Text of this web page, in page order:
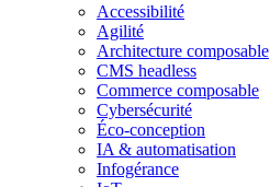
Accessibilité
Agilité
Architecture composable
CMS headless
Commerce composable
Cybersécurité
Éco-conception
IA & automatisation
Infogérance